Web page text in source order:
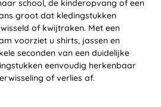
school, de kinderopvang of een
groot dat kledingstukken
of kwijtraken. Met een
voorziet u shirts, jassen en
seconden van een duidelijke
eenvoudig herkenbaar
of verlies af.